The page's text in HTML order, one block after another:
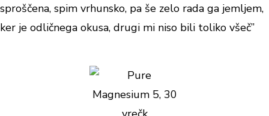
sproščena, spim vrhunsko, pa še zelo rada ga jemljem,
ker je odličnega okusa, drugi mi niso bili toliko všeč”